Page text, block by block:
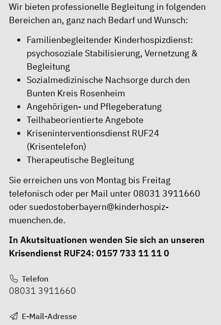
Wir bieten professionelle Begleitung in folgenden
Bereichen an, ganz nach Bedarf und Wunsch:
Familienbegleitender Kinderhospizdienst:
psychosoziale Stabilisierung, Vernetzung &
Begleitung
Sozialmedizinische Nachsorge durch den
Bunten Kreis Rosenheim
Angehörigen- und Pflegeberatung
Teilhabeorientierte Angebote
Kriseninterventionsdienst RUF24
(Krisentelefon)
Therapeutische Begleitung
Sie erreichen uns von Montag bis Freitag
telefonisch oder per Mail unter 08031 3911660
oder suedostoberbayern@kinderhospiz-
muenchen.de.
In Akutsituationen wenden Sie sich an unseren
Krisendienst RUF24: 0157 733 11 11 0
Telefon
08031 3911660
E-Mail-Adresse